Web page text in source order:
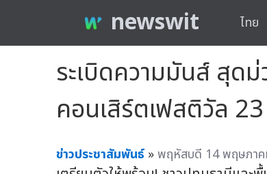
newswit ไทย
ระเบิดความมันส์ สุด
คอนเสิร์ตเฟสติวัล
ข่าวประชาสัมพันธ์ »พฤหัสบดี 14 พฤษภา